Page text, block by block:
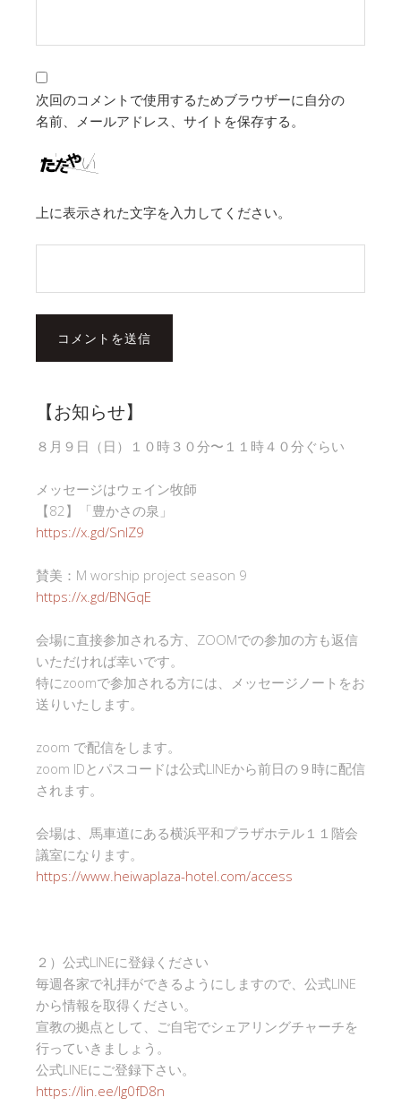
次回のコメントで使用するためブラウザーに自分の
名前、メールアドレス、サイトを保存する。
上に表示された文字を入力してください。
【お知らせ】
８月９日（日）１０時３０分〜１１時４０分ぐらい
メッセージはウェイン牧師
【82】「豊かさの泉」
https://x.gd/SnlZ9
賛美：M worship project season 9
https://x.gd/BNGqE
会場に直接参加される方、ZOOMでの参加の方も返信
いただければ幸いです。
特にzoomで参加される方には、メッセージノートをお
送りいたします。
zoom で配信をします。
zoom IDとパスコードは公式LINEから前日の９時に配信
されます。
会場は、馬車道にある横浜平和プラザホテル１１階会
議室になります。
https://www.heiwaplaza-hotel.com/access
２）公式LINEに登録ください
毎週各家で礼拝ができるようにしますので、公式LINE
から情報を取得ください。
宣教の拠点として、ご自宅でシェアリングチャーチを
行っていきましょう。
公式LINEにご登録下さい。
https://lin.ee/Ig0fD8n